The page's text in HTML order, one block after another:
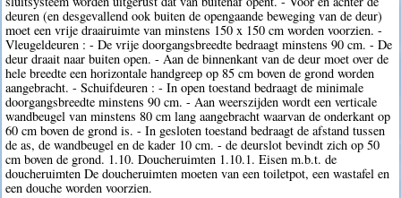
deuren (en desgevallend ook buiten de opengaande beweging van de deur)
moet een vrije draairuimte van minstens 150 x 150 cm worden voorzien. -
Vleugeldeuren : - De vrije doorgangsbreedte bedraagt minstens 90 cm. - De
deur draait naar buiten open. - Aan de binnenkant van de deur moet over de
hele breedte een horizontale handgreep op 85 cm boven de grond worden
aangebracht. - Schuifdeuren : - In open toestand bedraagt de minimale
doorgangsbreedte minstens 90 cm. - Aan weerszijden wordt een verticale
wandbeugel van minstens 80 cm lang aangebracht waarvan de onderkant op
60 cm boven de grond is. - In gesloten toestand bedraagt de afstand tussen
de as, de wandbeugel en de kader 10 cm. - de deurslot bevindt zich op 50
cm boven de grond. 1.10. Doucheruimten 1.10.1. Eisen m.b.t. de
doucheruimten De doucheruimten moeten van een toiletpot, een wastafel en
een douche worden voorzien.